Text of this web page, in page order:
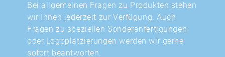
Bei allgemeinen Fragen zu Produkten stehen
wir Ihnen jederzeit zur Verfügung. Auch
Fragen zu speziellen Sonderanfertigungen
oder Logoplatzierungen werden wir gerne
sofort beantworten.